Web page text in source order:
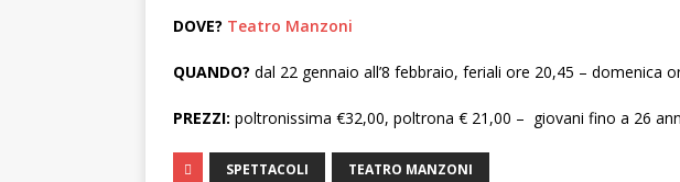
DOVE? Teatro Manzoni
QUANDO? dal 22 gennaio all’8 febbraio, feriali ore 20,45 – domenica
PREZZI: poltronissima €32,00, poltrona € 21,00 – giovani fino a 26
SPETTACOLI TEATRO MANZONI